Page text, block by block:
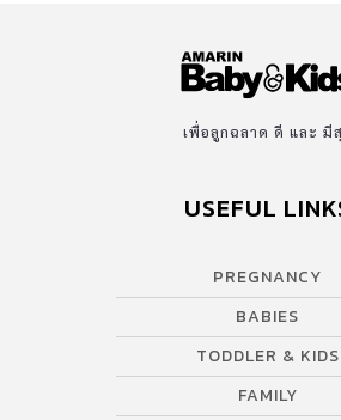
เพื่อลูกฉลาด ดี และ มี
USEFUL
PREGNANCY
BABIES
TODDLER & KIDS
FAMILY